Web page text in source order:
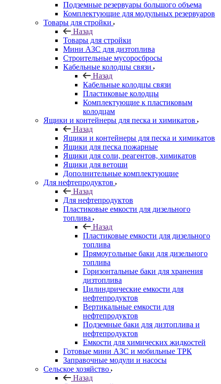
Подземные резервуары большого объема
Комплектующие для модульных резервуаров
Товары для стройки
Назад
Товары для стройки
Мини АЗС для дизтоплива
Строительные мусоросбросы
Кабельные колодцы связи
Назад
Кабельные колодцы связи
Пластиковые колодцы
Комплектующие к пластиковым
колодцам
Ящики и контейнеры для песка и химикатов
Назад
Ящики и контейнеры для песка и химикатов
Ящики для песка пожарные
Ящики для соли, реагентов, химикатов
Ящики для ветоши
Дополнительные комплектующие
Для нефтепродуктов
Назад
Для нефтепродуктов
Пластиковые емкости для дизельного
топлива
Назад
Пластиковые емкости для дизельного
топлива
Прямоугольные баки для дизельного
топлива
Горизонтальные баки для хранения
дизтоплива
Цилиндрические емкости для
нефтепродуктов
Вертикальные емкости для
нефтепродуктов
Подземные баки для дизтоплива и
нефтепродуктов
Емкости для химических жидкостей
Готовые мини АЗС и мобильные ТРК
Заправочные модули и насосы
Сельское хозяйство
Назад